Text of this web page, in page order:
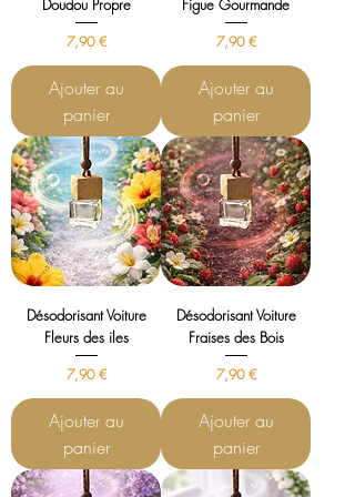
Doudou Propre
Prix
7,90 €
Ajouter au
panier
Figue Gourmande
Prix
7,90 €
Ajouter au
panier
Désodorisant Voiture
Fleurs des iles
Prix
7,90 €
Ajouter au
panier
Désodorisant Voiture
Fraises des Bois
Prix
7,90 €
Ajouter au
panier